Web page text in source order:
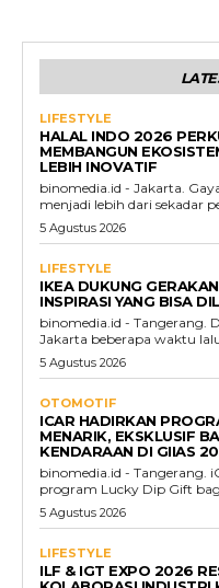
LIFESTYLE
HALAL INDO 2026
MEMBANGUN
LEBIH INOVATIF
binomedia.id - Jakarta.
menjadi lebih dari sekadar
5 Agustus 2026
LIFESTYLE
IKEA DUKUNG
INSPIRASI YANG BISA
binomedia.id - Tangerang.
Jakarta beberapa waktu
5 Agustus 2026
OTOMOTIF
ICAR HADIRKAN
MENARIK, EKSKLUSIF
KENDARAAN DI GIIAS
binomedia.id - Tangerang.
program Lucky Dip Gift
5 Agustus 2026
LIFESTYLE
ILF & IGT EXPO 2026